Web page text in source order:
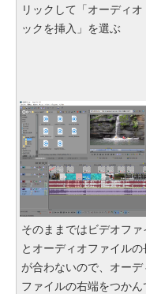
リックして「オーディオ
ックを挿入」を選ぶ
そのままではビデオファ
とオーディオファイルの
が合わないので、オーデ
ファイルの右端をつかん